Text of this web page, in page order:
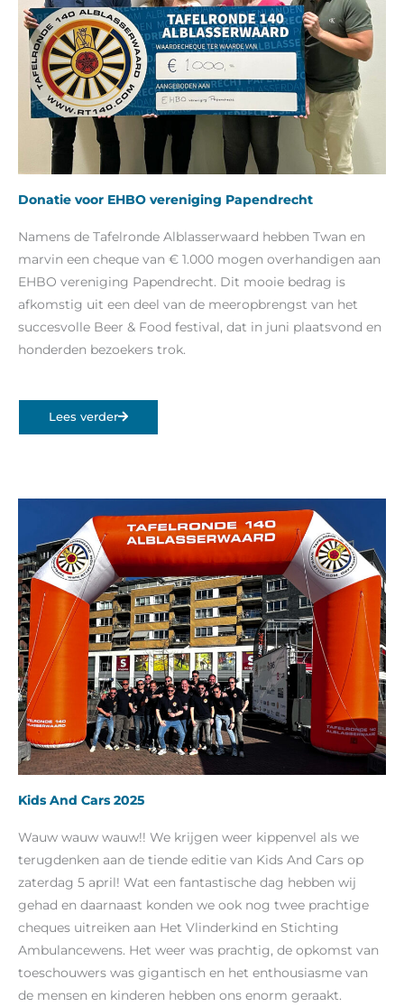
Donatie voor EHBO vereniging Papendrecht
Namens de Tafelronde Alblasserwaard hebben Twan en
marvin een cheque van € 1.000 mogen overhandigen aan
EHBO vereniging Papendrecht. Dit mooie bedrag is
afkomstig uit een deel van de meeropbrengst van het
succesvolle Beer & Food festival, dat in juni plaatsvond en
honderden bezoekers trok.
Lees verder
Kids And Cars 2025
Wauw wauw wauw!! We krijgen weer kippenvel als we
terugdenken aan de tiende editie van Kids And Cars op
zaterdag 5 april! Wat een fantastische dag hebben wij
gehad en daarnaast konden we ook nog twee prachtige
cheques uitreiken aan Het Vlinderkind en Stichting
Ambulancewens. Het weer was prachtig, de opkomst van
toeschouwers was gigantisch en het enthousiasme van
de mensen en kinderen hebben ons enorm geraakt.